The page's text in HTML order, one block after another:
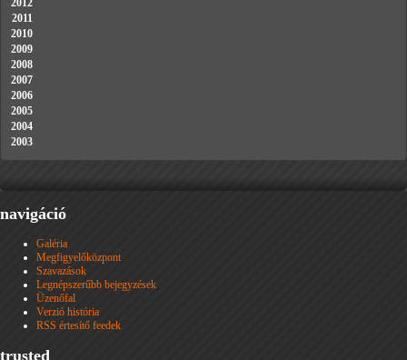
2012
2011
2010
2009
2008
2007
2006
2005
2004
2003
navigáció
Galéria
Megfigyelőközpont
Szavazások
Legnépszerűbb bejegyzések
Üzenőfal
Verzió história
RSS értesítő feedek
trusted